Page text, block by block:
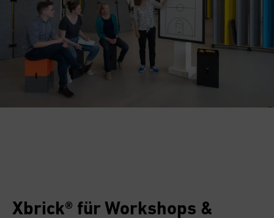
Xbrick® für Workshops &